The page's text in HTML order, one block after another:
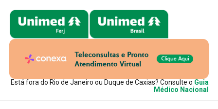
Está fora do Rio de Janeiro ou Duque de Caxias? Consulte o Guia
Médico Nacional